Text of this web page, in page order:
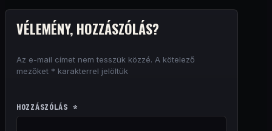
VÉLEMÉNY, HOZZÁSZÓLÁS?
Az e-mail címet nem tesszük közzé. A kötelező
mezőket * karakterrel jelöltük
HOZZÁSZÓLÁS *